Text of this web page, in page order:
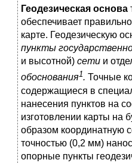
Геодезическая основа
обеспечивает
карте. Геодезическую
пункты
и высотной) сети и
обоснования1. Точные
содержащиеся в
нанесения пунктов на
изготов­лении карты на
образом координатную
точностью (0,2 мм)
опорные пункты